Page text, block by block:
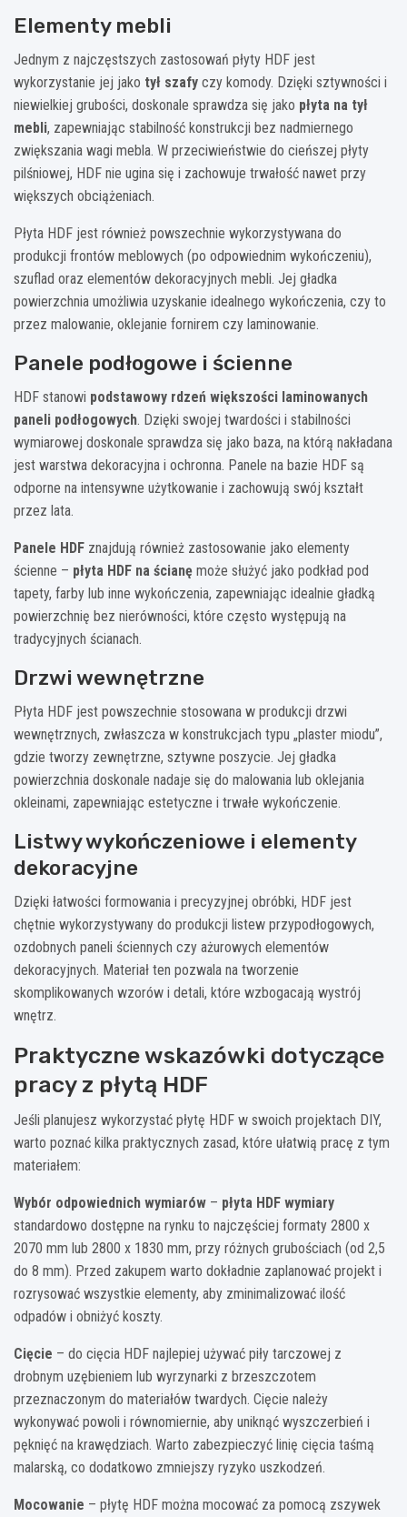
Elementy mebli
Jednym z najczęstszych zastosowań płyty HDF jest
wykorzystanie jej jako tył szafy czy komody. Dzięki sztywności i
niewielkiej grubości, doskonale sprawdza się jako płyta na tył
mebli, zapewniając stabilność konstrukcji bez nadmiernego
zwiększania wagi mebla. W przeciwieństwie do cieńszej płyty
pilśniowej, HDF nie ugina się i zachowuje trwałość nawet przy
większych obciążeniach.
Płyta HDF jest również powszechnie wykorzystywana do
produkcji frontów meblowych (po odpowiednim wykończeniu),
szuflad oraz elementów dekoracyjnych mebli. Jej gładka
powierzchnia umożliwia uzyskanie idealnego wykończenia, czy to
przez malowanie, oklejanie fornirem czy laminowanie.
Panele podłogowe i ścienne
HDF stanowi podstawowy rdzeń większości laminowanych
paneli podłogowych. Dzięki swojej twardości i stabilności
wymiarowej doskonale sprawdza się jako baza, na którą nakładana
jest warstwa dekoracyjna i ochronna. Panele na bazie HDF są
odporne na intensywne użytkowanie i zachowują swój kształt
przez lata.
Panele HDF znajdują również zastosowanie jako elementy
ścienne – płyta HDF na ścianę może służyć jako podkład pod
tapety, farby lub inne wykończenia, zapewniając idealnie gładką
powierzchnię bez nierówności, które często występują na
tradycyjnych ścianach.
Drzwi wewnętrzne
Płyta HDF jest powszechnie stosowana w produkcji drzwi
wewnętrznych, zwłaszcza w konstrukcjach typu „plaster miodu”,
gdzie tworzy zewnętrzne, sztywne poszycie. Jej gładka
powierzchnia doskonale nadaje się do malowania lub oklejania
okleinami, zapewniając estetyczne i trwałe wykończenie.
Listwy wykończeniowe i elementy
dekoracyjne
Dzięki łatwości formowania i precyzyjnej obróbki, HDF jest
chętnie wykorzystywany do produkcji listew przypodłogowych,
ozdobnych paneli ściennych czy ażurowych elementów
dekoracyjnych. Materiał ten pozwala na tworzenie
skomplikowanych wzorów i detali, które wzbogacają wystrój
wnętrz.
Praktyczne wskazówki dotyczące
pracy z płytą HDF
Jeśli planujesz wykorzystać płytę HDF w swoich projektach DIY,
warto poznać kilka praktycznych zasad, które ułatwią pracę z tym
materiałem:
Wybór odpowiednich wymiarów – płyta HDF wymiary
standardowo dostępne na rynku to najczęściej formaty 2800 x
2070 mm lub 2800 x 1830 mm, przy różnych grubościach (od 2,5
do 8 mm). Przed zakupem warto dokładnie zaplanować projekt i
rozrysować wszystkie elementy, aby zminimalizować ilość
odpadów i obniżyć koszty.
Cięcie – do cięcia HDF najlepiej używać piły tarczowej z
drobnym uzębieniem lub wyrzynarki z brzeszczotem
przeznaczonym do materiałów twardych. Cięcie należy
wykonywać powoli i równomiernie, aby uniknąć wyszczerbień i
pęknięć na krawędziach. Warto zabezpieczyć linię cięcia taśmą
malarską, co dodatkowo zmniejszy ryzyko uszkodzeń.
Mocowanie – płytę HDF można mocować za pomocą zszywek